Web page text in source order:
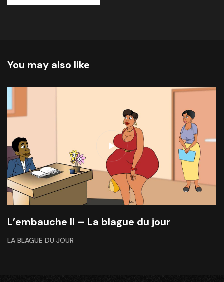
You may also like
L’embauche II – La blague du jour
LA BLAGUE DU JOUR